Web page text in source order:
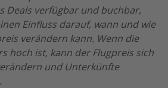
Deals verfügbar und buchbar,
Einfluss darauf, wann und wie
verändern kann. Wenn die
hoch ist, kann der Flugpreis sich
und Unterkünfte